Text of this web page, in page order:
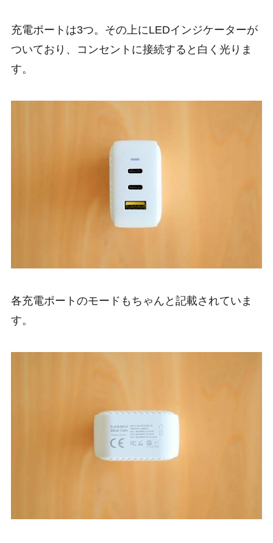
充電ポートは3つ。その上にLEDインジケーターが
ついており、コンセントに接続すると白く光りま
す。
各充電ポートのモードもちゃんと記載されていま
す。